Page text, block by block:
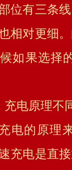
位有三条
相对更细
如果选择
充电原理不
电的原理
充电是直